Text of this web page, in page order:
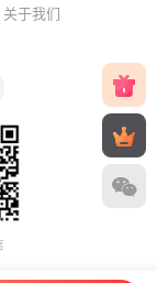
关于我们